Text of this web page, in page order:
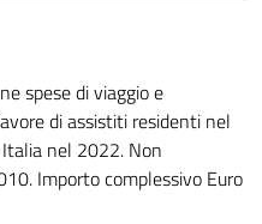
spese di viaggio e
di assistiti residenti nel
nel 2022. Non
Importo complessivo Euro